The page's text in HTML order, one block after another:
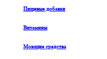
Пищевые добавки
Витамины
Моющие средства